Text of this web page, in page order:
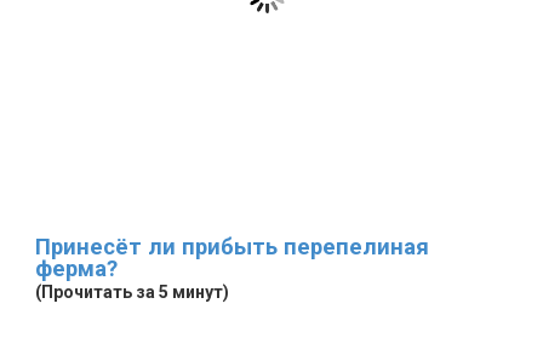
Принесёт ли прибыть перепелиная
ферма?
(Прочитать за 5 минут)